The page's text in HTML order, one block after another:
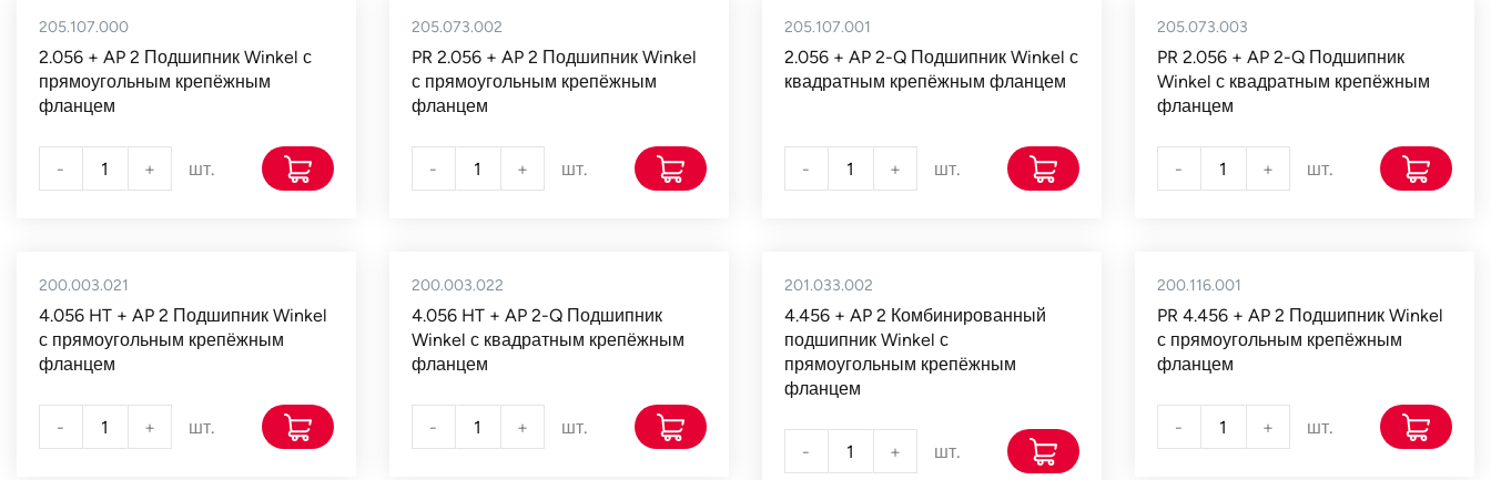
205.107.000
2.056 + AP 2 Подшипник Winkel с
прямоугольным крепёжным
фланцем
- + шт.
205.073.002
PR 2.056 + AP 2 Подшипник Winkel
с прямоугольным крепёжным
фланцем
- + шт.
205.107.001
2.056 + AP 2-Q Подшипник Winkel с
квадратным крепёжным фланцем
- + шт.
205.073.003
PR 2.056 + AP 2-Q Подшипник
Winkel с квадратным крепёжным
фланцем
- + шт.
200.003.021
4.056 HT + AP 2 Подшипник Winkel
с прямоугольным крепёжным
фланцем
- + шт.
200.003.022
4.056 HT + AP 2-Q Подшипник
Winkel с квадратным крепёжным
фланцем
- + шт.
201.033.002
4.456 + AP 2 Комбинированный
подшипник Winkel с
прямоугольным крепёжным
фланцем
- + шт.
200.116.001
PR 4.456 + AP 2 Подшипник Winkel
с прямоугольным крепёжным
фланцем
- + шт.